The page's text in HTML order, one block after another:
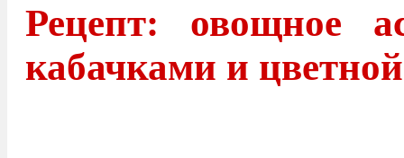
Рецепт: овощное
кабачками и